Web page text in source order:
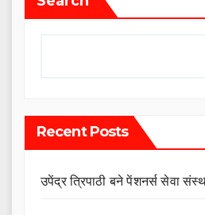
Recent Posts
उपेंद्र त्रिपाठी बने पेंशनर्स सेवा